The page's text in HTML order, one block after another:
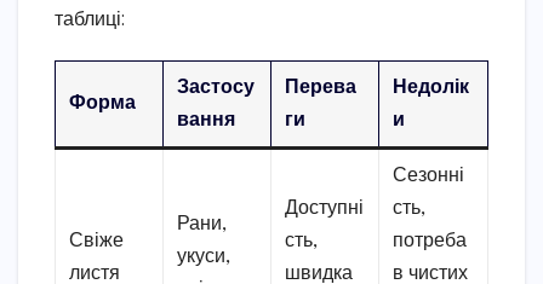
таблиці:
Форма
Застосу
вання
Перева
ги
Недолік
и
Свіже
листя
Рани,
укуси,
Доступні
сть,
швидка
Сезонні
сть,
потреба
в чистих